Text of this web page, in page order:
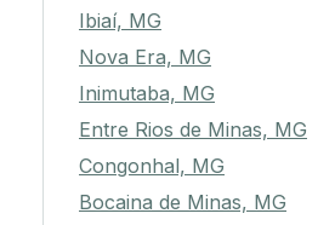
Ibiaí, MG
Nova Era, MG
Inimutaba, MG
Entre Rios de Minas, MG
Congonhal, MG
Bocaina de Minas, MG